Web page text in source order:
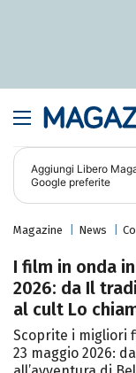
Aggiungi Libero
Google preferite
Magazine News
I film in onda
2026: da Il
al cult Lo
Scoprite i migliori
23 maggio 2026: